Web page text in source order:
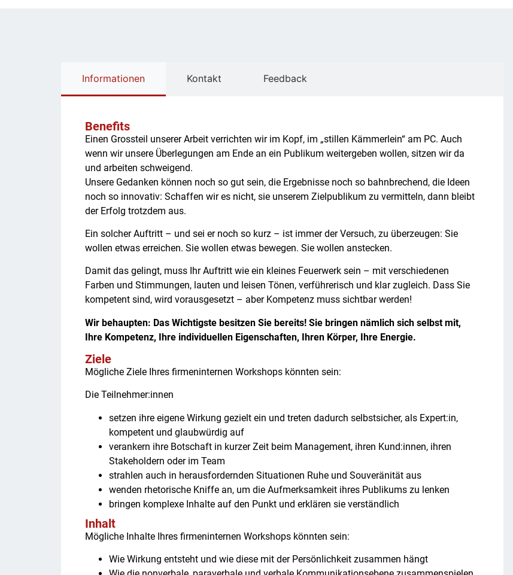
Informationen Kontakt Feedback
Benefits
Einen Grossteil unserer Arbeit verrichten wir im Kopf, im „stillen Kämmerlein“ am PC. Auch
wenn wir unsere Überlegungen am Ende an ein Publikum weitergeben wollen, sitzen wir da
und arbeiten schweigend.
Unsere Gedanken können noch so gut sein, die Ergebnisse noch so bahnbrechend, die Ideen
noch so innovativ: Schaffen wir es nicht, sie unserem Zielpublikum zu vermitteln, dann bleibt
der Erfolg trotzdem aus.
Ein solcher Auftritt – und sei er noch so kurz – ist immer der Versuch, zu überzeugen: Sie
wollen etwas erreichen. Sie wollen etwas bewegen. Sie wollen anstecken.
Damit das gelingt, muss Ihr Auftritt wie ein kleines Feuerwerk sein – mit verschiedenen
Farben und Stimmungen, lauten und leisen Tönen, verführerisch und klar zugleich. Dass Sie
kompetent sind, wird vorausgesetzt – aber Kompetenz muss sichtbar werden!
Wir behaupten: Das Wichtigste besitzen Sie bereits! Sie bringen nämlich sich selbst mit,
Ihre Kompetenz, Ihre individuellen Eigenschaften, Ihren Körper, Ihre Energie.
Ziele
Mögliche Ziele Ihres firmeninternen Workshops könnten sein:
Die Teilnehmer:innen
setzen ihre eigene Wirkung gezielt ein und treten dadurch selbstsicher, als Expert:in,
kompetent und glaubwürdig auf
verankern ihre Botschaft in kurzer Zeit beim Management, ihren Kund:innen, ihren
Stakeholdern oder im Team
strahlen auch in herausfordernden Situationen Ruhe und Souveränität aus
wenden rhetorische Kniffe an, um die Aufmerksamkeit ihres Publikums zu lenken
bringen komplexe Inhalte auf den Punkt und erklären sie verständlich
Inhalt
Mögliche Inhalte Ihres firmeninternen Workshops könnten sein:
Wie Wirkung entsteht und wie diese mit der Persönlichkeit zusammen hängt